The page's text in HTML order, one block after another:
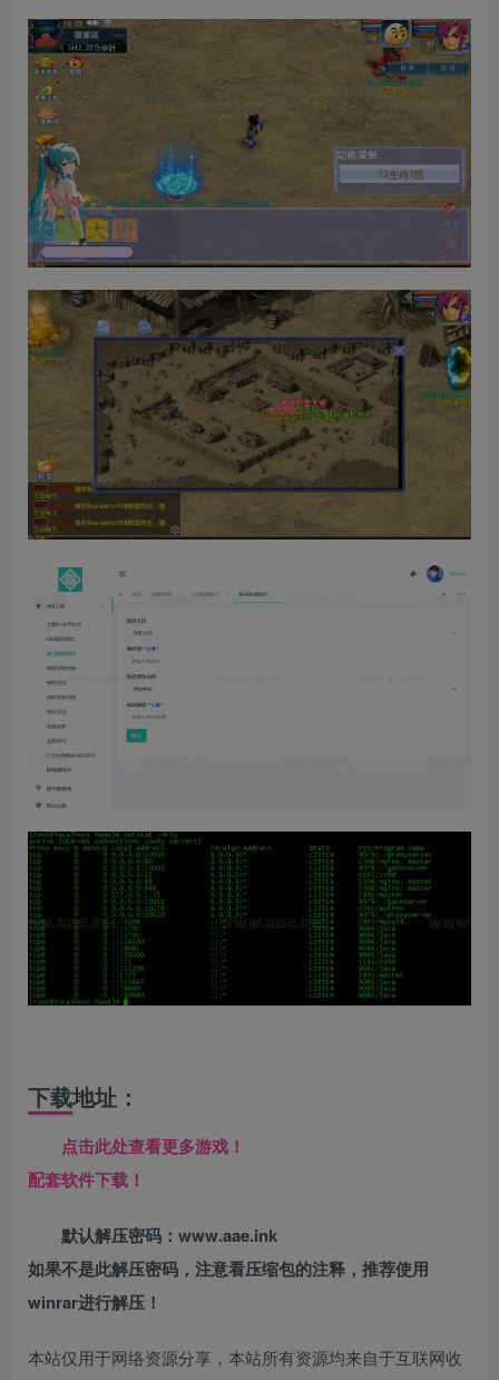
下载地址：
点击此处查看更多游戏！
配套软件下载！
默认解压密码：www.aae.ink
如果不是此解压密码，注意看压缩包的注释，推荐使用
winrar进行解压！
本站仅用于网络资源分享，本站所有资源均来自于互联网收